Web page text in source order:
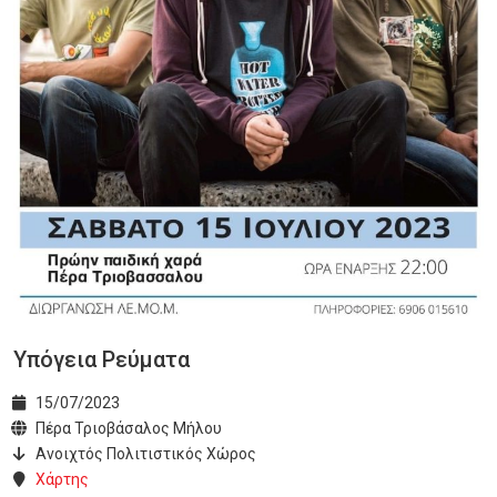
Υπόγεια Ρεύματα
15/07/2023
Πέρα Τριοβάσαλος Μήλου
Ανοιχτός Πολιτιστικός Χώρος
Χάρτης